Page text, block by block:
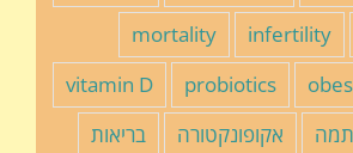
infertility
mortality
probiotics
vitamin D
אקופונקטורה
בריאות